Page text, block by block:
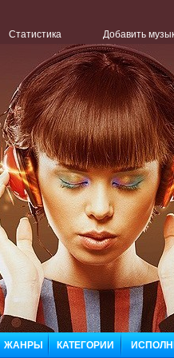
Статистика Добавить
ЖАНРЫ КАТЕГОРИИ